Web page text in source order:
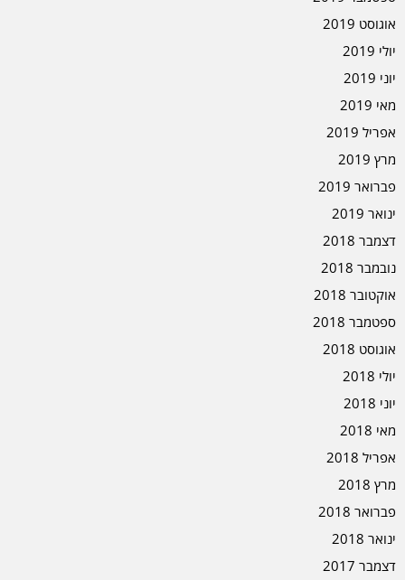
אוגוסט 2019
יולי 2019
יוני 2019
מאי 2019
אפריל 2019
מרץ 2019
פברואר 2019
ינואר 2019
דצמבר 2018
נובמבר 2018
אוקטובר 2018
ספטמבר 2018
אוגוסט 2018
יולי 2018
יוני 2018
מאי 2018
אפריל 2018
מרץ 2018
פברואר 2018
ינואר 2018
דצמבר 2017